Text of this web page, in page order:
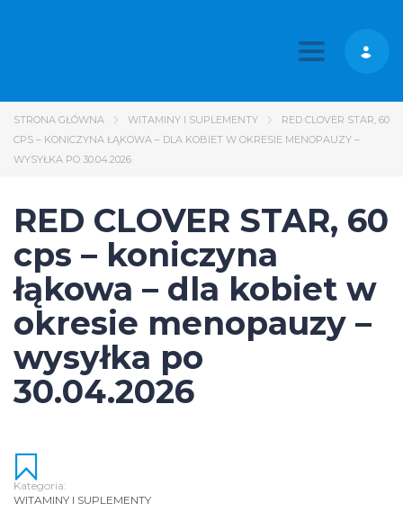
Toggle
STRONA GŁÓWNA WITAMINY I SUPLEMENTY
RED CLOVER STAR, 60
CPS – KONICZYNA ŁĄKOWA – DLA KOBIET W OKRESIE MENOPAUZY –
WYSYŁKA PO 30.04.2026
RED CLOVER STAR, 60
cps – koniczyna
łąkowa – dla kobiet w
okresie menopauzy –
wysyłka po
30.04.2026
Kategoria:
WITAMINY I SUPLEMENTY